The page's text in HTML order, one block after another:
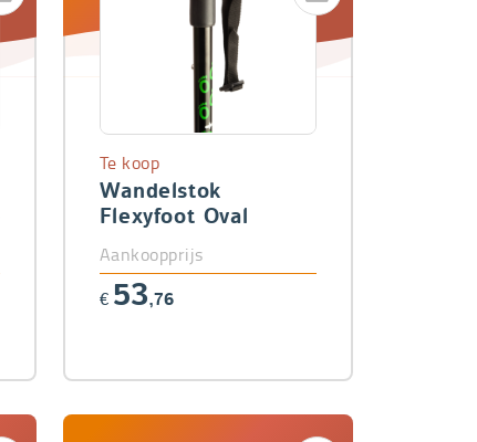
Wandelstok
Flexyfoot Oval
Te koop
Aankoopprijs
€ 53,76